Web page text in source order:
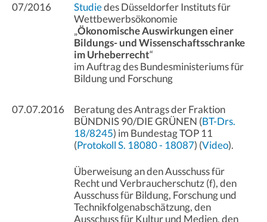
07/2016 Studiedes Düsseldorfer Instituts für
Wettbewerbsökonomie
„Ökonomische Auswirkungen einer
Bildungs- und Wissenschaftsschranke
im Urheberrecht“
im Auftrag des Bundesministeriums für
Bildung und Forschung
07.07.2016
Beratung des Antrags der Fraktion
BÜNDNIS 90/DIE GRÜNEN (BT-Drs.
18/8245) im Bundestag TOP 11
(Protokoll S. 18080 - 18087) (Video).
Überweisung an den Ausschuss für
Recht und Verbraucherschutz (f), den
Ausschuss für Bildung, Forschung und
Technikfolgenabschätzung, den
Ausschuss für Kultur und Medien, den